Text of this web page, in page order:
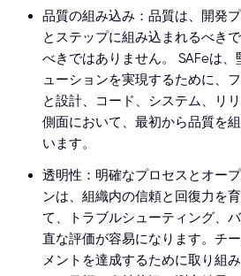
品質の組み込み：品質は、開発
とステップに組み込まれるべき
べきではありません。 SAFeは、
ューションを実現するために、
と設計、コード、システム、リ
側面において、最初から品質を
います。
透明性：明確なプロセスとオー
ンは、組織内の信頼と回復力を
て、トラブルシューティング、
直な評価が容易になります。チ
メントを達成するために取り組